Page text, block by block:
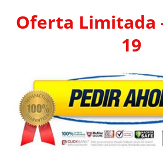
Oferta Limitada
19